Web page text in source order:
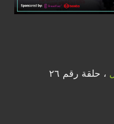
، حلقة رقم ٢٦